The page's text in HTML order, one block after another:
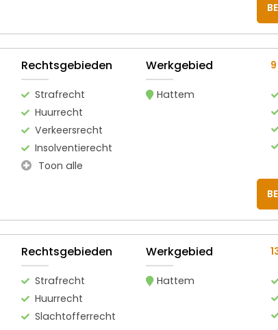
Rechtsgebieden
Strafrecht
Huurrecht
Verkeersrecht
Insolventierecht
Toon alle
Werkgebied
Hattem
9
Rechtsgebieden
Strafrecht
Huurrecht
Slachtofferrecht
Werkgebied
Hattem